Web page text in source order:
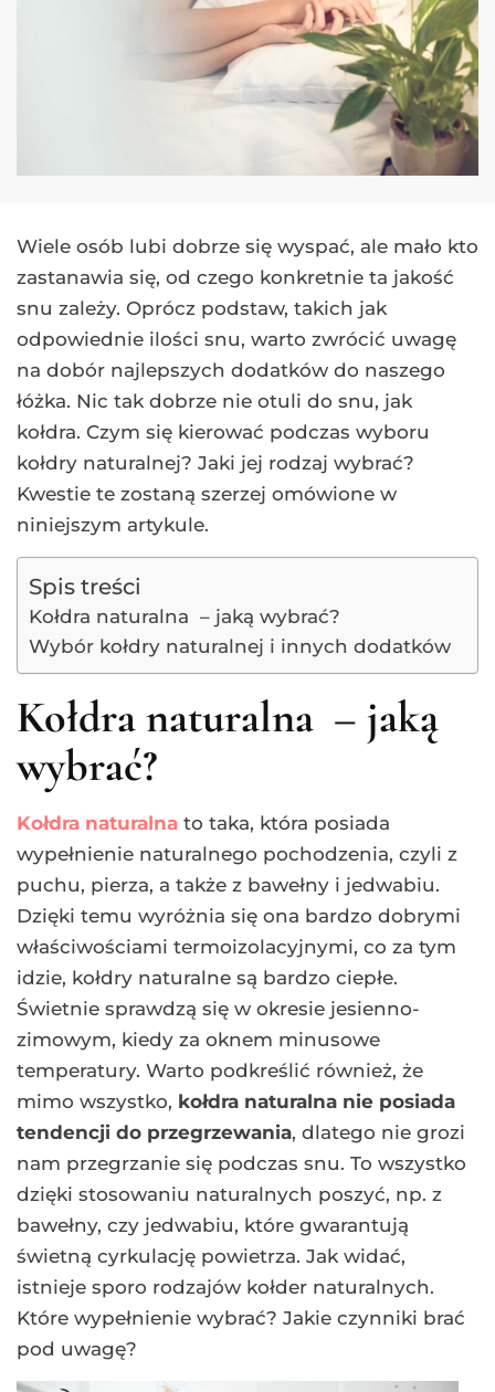
Wiele osób lubi dobrze się wyspać, ale mało kto
zastanawia się, od czego konkretnie ta jakość
snu zależy. Oprócz podstaw, takich jak
odpowiednie ilości snu, warto zwrócić uwagę
na dobór najlepszych dodatków do naszego
łóżka. Nic tak dobrze nie otuli do snu, jak
kołdra. Czym się kierować podczas wyboru
kołdry naturalnej? Jaki jej rodzaj wybrać?
Kwestie te zostaną szerzej omówione w
niniejszym artykule.
Spis treści
Kołdra naturalna – jaką wybrać?
Wybór kołdry naturalnej i innych dodatków
Kołdra naturalna – jaką
wybrać?
Kołdra naturalna to taka, która posiada
wypełnienie naturalnego pochodzenia, czyli z
puchu, pierza, a także z bawełny i jedwabiu.
Dzięki temu wyróżnia się ona bardzo dobrymi
właściwościami termoizolacyjnymi, co za tym
idzie, kołdry naturalne są bardzo ciepłe.
Świetnie sprawdzą się w okresie jesienno-
zimowym, kiedy za oknem minusowe
temperatury. Warto podkreślić również, że
mimo wszystko, kołdra naturalna nie posiada
tendencji do przegrzewania, dlatego nie grozi
nam przegrzanie się podczas snu. To wszystko
dzięki stosowaniu naturalnych poszyć, np. z
bawełny, czy jedwabiu, które gwarantują
świetną cyrkulację powietrza. Jak widać,
istnieje sporo rodzajów kołder naturalnych.
Które wypełnienie wybrać? Jakie czynniki brać
pod uwagę?